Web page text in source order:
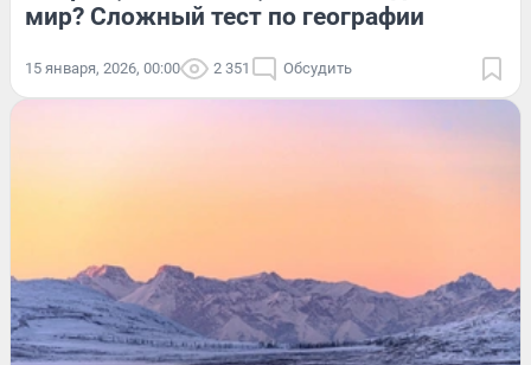
мир? Сложный тест по географии
15 января, 2026, 00:00 2 351 Обсудить